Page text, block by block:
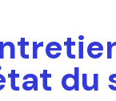
du